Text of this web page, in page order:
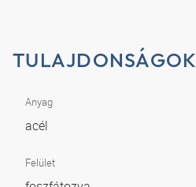
TULAJDONSÁGOK
Anyag
acél
Felület